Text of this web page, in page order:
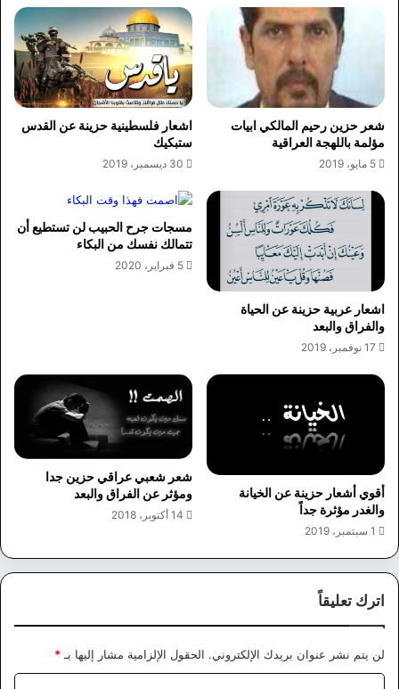
شعر حزين رحيم المالكي ابيات
مؤلمة باللهجة العراقية
5 مايو، 2019
اشعار فلسطينية حزينة عن القدس
ستبكيك
30 ديسمبر، 2019
اشعار عربية حزينة عن الحياة
والفراق والبعد
17 نوفمبر، 2019
مسجات جرح الحبيب لن تستطيع أن
تتمالك نفسك من البكاء
5 فبراير، 2020
أقوي أشعار حزينة عن الخيانة
والغدر مؤثرة جداً
1 سبتمبر، 2019
شعر شعبي عراقي حزين جدا
ومؤثر عن الفراق والبعد
14 أكتوبر، 2018
اترك تعليقاً
لن يتم نشر عنوان بريدك الإلكتروني. الحقول الإلزامية مشار إليها بـ *